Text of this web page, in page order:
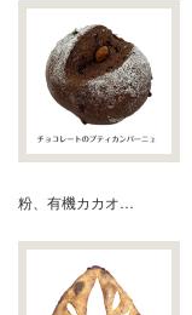
粉、有機カカオ…